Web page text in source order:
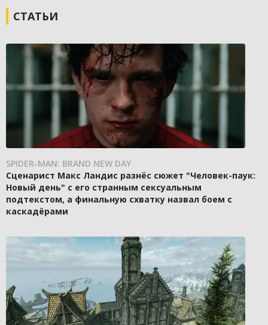
СТАТЬИ
SPIDER-MAN: BRAND NEW DAY
Сценарист Макс Ландис разнёс сюжет "Человек-паук:
Новый день" с его странным сексуальным
подтекстом, а финальную схватку назвал боем с
каскадёрами